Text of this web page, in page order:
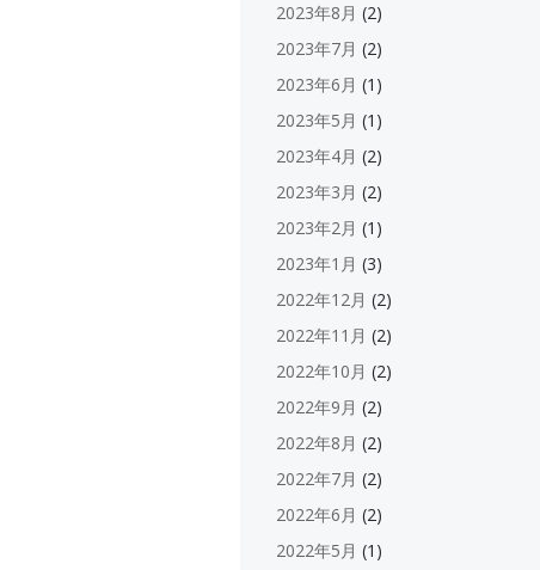
2023年8月 (2)
2023年7月 (2)
2023年6月 (1)
2023年5月 (1)
2023年4月 (2)
2023年3月 (2)
2023年2月 (1)
2023年1月 (3)
2022年12月 (2)
2022年11月 (2)
2022年10月 (2)
2022年9月 (2)
2022年8月 (2)
2022年7月 (2)
2022年6月 (2)
2022年5月 (1)